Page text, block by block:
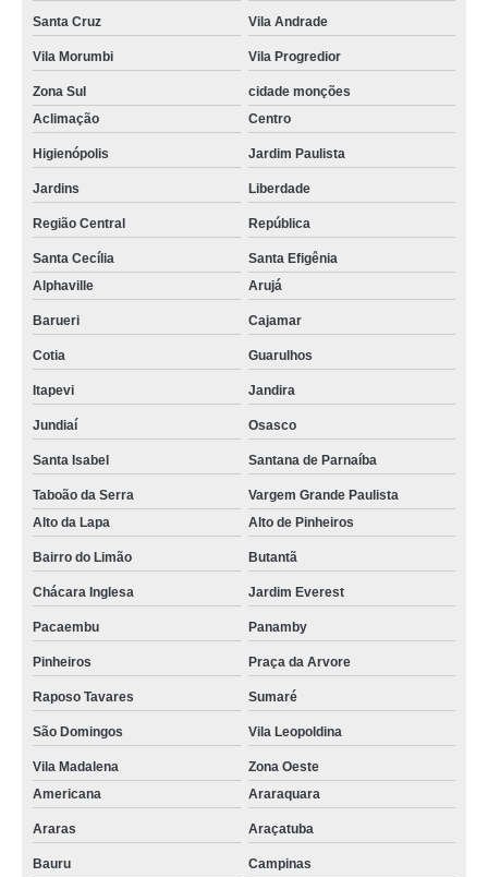
Santa Cruz Vila Andrade
Vila Morumbi Vila Progredior
Zona Sul
cidade monções
Aclimação
Centro
Higienópolis Jardim Paulista
Jardins Liberdade
Região Central República
Santa Cecília
Santa Efigênia
Alphaville
Arujá
Barueri Cajamar
Cotia Guarulhos
Itapevi Jandira
Jundiaí Osasco
Santa Isabel Santana de Parnaíba
Taboão da Serra
Vargem Grande Paulista
Alto da Lapa
Alto de Pinheiros
Bairro do Limão Butantã
Chácara Inglesa Jardim Everest
Pacaembu Panamby
Pinheiros Praça da Arvore
Raposo Tavares Sumaré
São Domingos Vila Leopoldina
Vila Madalena
Zona Oeste
Americana
Araraquara
Araras Araçatuba
Bauru Campinas